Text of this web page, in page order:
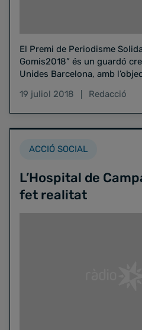
El Premi de Periodisme
Gomis2018” és un guardó
Unides Barcelona, amb
19 juliol 2018 Redacció
ACCIÓ SOCIAL
L’Hospital de
fet realitat